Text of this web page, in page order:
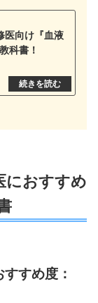
医向け『血液
科書！
におすすめ
すめ度：